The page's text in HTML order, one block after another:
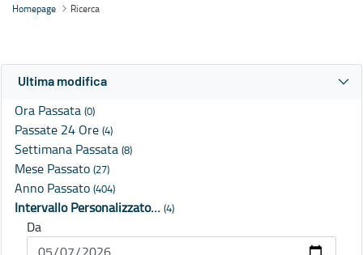
Homepage Ricerca
Ultima modifica
Ora Passata (0)
Passate 24 Ore (4)
Settimana Passata (8)
Mese Passato (27)
Anno Passato (404)
Intervallo Personalizzato… (4)
Da